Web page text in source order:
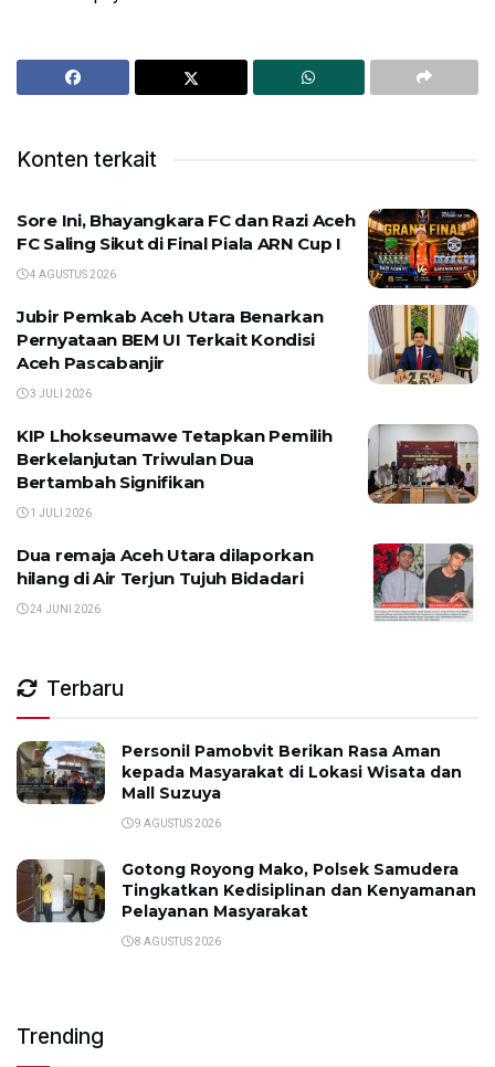
Konten terkait
Sore Ini, Bhayangkara FC dan Razi Aceh
FC Saling Sikut di Final Piala ARN Cup I
4 AGUSTUS 2026
Jubir Pemkab Aceh Utara Benarkan
Pernyataan BEM UI Terkait Kondisi
Aceh Pascabanjir
3 JULI 2026
KIP Lhokseumawe Tetapkan Pemilih
Berkelanjutan Triwulan Dua
Bertambah Signifikan
1 JULI 2026
Dua remaja Aceh Utara dilaporkan
hilang di Air Terjun Tujuh Bidadari
24 JUNI 2026
Terbaru
Personil Pamobvit Berikan Rasa Aman
kepada Masyarakat di Lokasi Wisata dan
Mall Suzuya
9 AGUSTUS 2026
Gotong Royong Mako, Polsek Samudera
Tingkatkan Kedisiplinan dan Kenyamanan
Pelayanan Masyarakat
8 AGUSTUS 2026
Trending